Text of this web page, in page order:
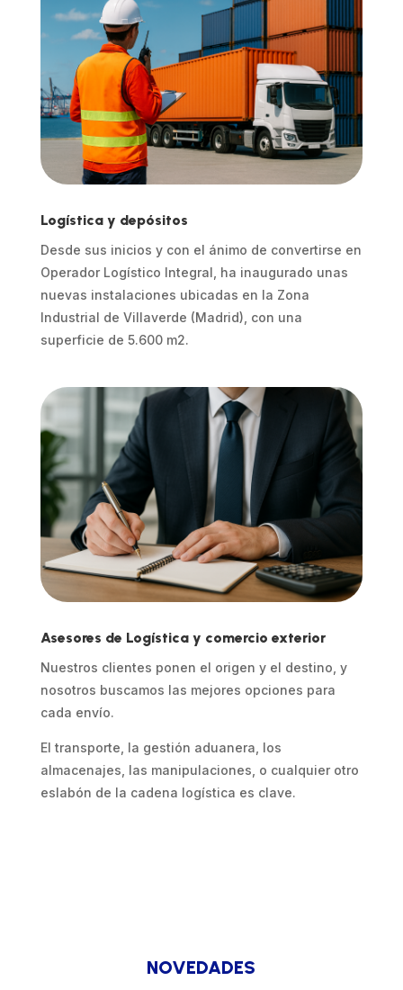
Logística y depósitos
Desde sus inicios y con el ánimo de convertirse en
Operador Logístico Integral, ha inaugurado unas
nuevas instalaciones ubicadas en la Zona
Industrial de Villaverde (Madrid), con una
superficie de 5.600 m2.
Asesores de Logística y comercio exterior
Nuestros clientes ponen el origen y el destino, y
nosotros buscamos las mejores opciones para
cada envío.
El transporte, la gestión aduanera, los
almacenajes, las manipulaciones, o cualquier otro
eslabón de la cadena logística es clave.
NOVEDADES